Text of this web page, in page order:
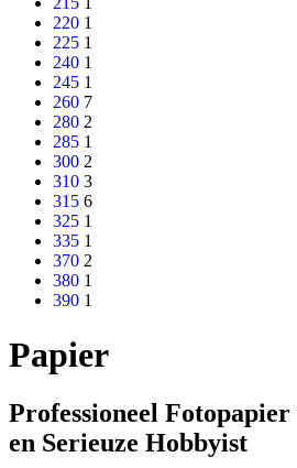
220 1
225 1
240 1
245 1
260 7
280 2
285 1
300 2
310 3
315 6
325 1
335 1
370 2
380 1
390 1
Papier
Professioneel
en Serieuze Hobbyist